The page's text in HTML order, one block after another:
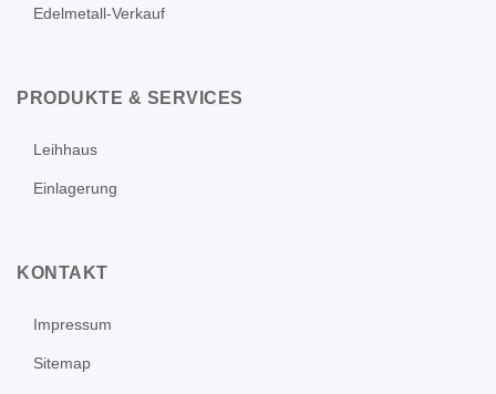
Edelmetall-Verkauf
PRODUKTE & SERVICES
Leihhaus
Einlagerung
KONTAKT
Impressum
Sitemap